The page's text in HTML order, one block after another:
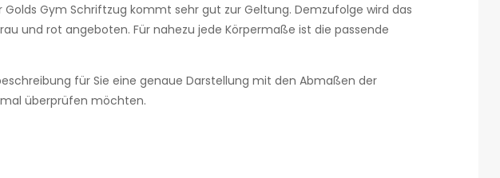
Gym Schriftzug kommt sehr gut zur Geltung. Demzufolge wird das
und rot angeboten. Für nahezu jede Körpermaße ist die passende
für Sie eine genaue Darstellung mit den Abmaßen der
überprüfen möchten.